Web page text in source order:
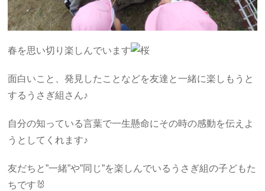
春を思い切り楽しんでいます
面白いこと、発見したことなどを友達と一緒に楽しもうと
するうさぎ組さん♪
自分の知っている言葉で一生懸命にその時の感動を伝えよ
うとしてくれます♪
友だちと”一緒”や”同じ”を楽しんでいるうさぎ組の子どもた
ちです🐰